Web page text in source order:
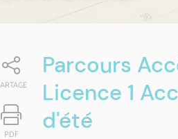
PDF
Parcours
Licence 1
d'été